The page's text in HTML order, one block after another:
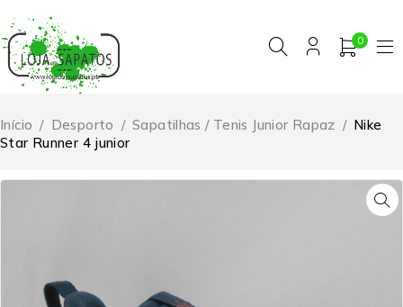
0
Início / Desporto / Sapatilhas / Tenis Junior Rapaz / Nike
Star Runner 4 junior